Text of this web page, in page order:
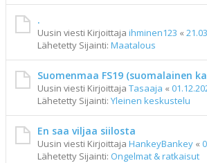
.
Uusin viesti Kirjoittaja ihminen123 «
Lähetetty Sijainti: Maatalous
Suomenmaa FS19 (suomalainen
Uusin viesti Kirjoittaja Tasaaja «
Lähetetty Sijainti: Yleinen keskustelu
En saa viljaa siilosta
Uusin viesti Kirjoittaja HankeyBankey «
Lähetetty Sijainti: Ongelmat & ratkaisut